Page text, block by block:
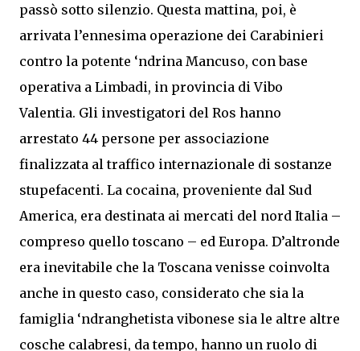
passò sotto silenzio. Questa mattina, poi, è
arrivata l’ennesima operazione dei Carabinieri
contro la potente ‘ndrina Mancuso, con base
operativa a Limbadi, in provincia di Vibo
Valentia. Gli investigatori del Ros hanno
arrestato 44 persone per associazione
finalizzata al traffico internazionale di sostanze
stupefacenti. La cocaina, proveniente dal Sud
America, era destinata ai mercati del nord Italia –
compreso quello toscano – ed Europa. D’altronde
era inevitabile che la Toscana venisse coinvolta
anche in questo caso, considerato che sia la
famiglia ‘ndranghetista vibonese sia le altre altre
cosche calabresi, da tempo, hanno un ruolo di